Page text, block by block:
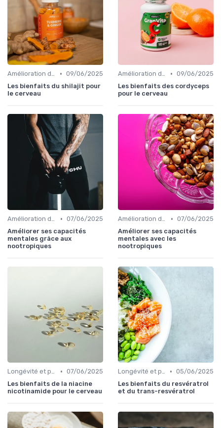
Amélioration de l'humeur • 09/06/2025
Les bienfaits du shilajit pour
le cerveau
Amélioration de l'humeur • 09/06/2025
Les bienfaits des cordyceps
pour le cerveau
Amélioration de la concentration • 07/06/2025
Améliorer ses capacités
mentales grâce aux
nootropiques
Amélioration de la concentration • 07/06/2025
Améliorer ses capacités
mentales avec les
nootropiques
Longévité et prévention • 07/06/2025
Les bienfaits de la niacine
nicotinamide pour le cerveau
Longévité et prévention • 05/06/2025
Les bienfaits du resvératrol
et du trans-resvératrol